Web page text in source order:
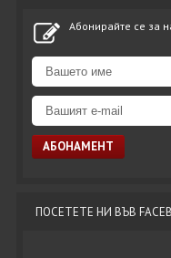
Абонирайте се за
ПОСЕТЕТЕ НИ ВЪВ